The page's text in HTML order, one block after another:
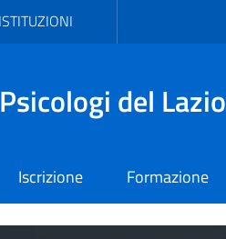
ISTITUZIONI
del Lazio
Iscrizione Formazione